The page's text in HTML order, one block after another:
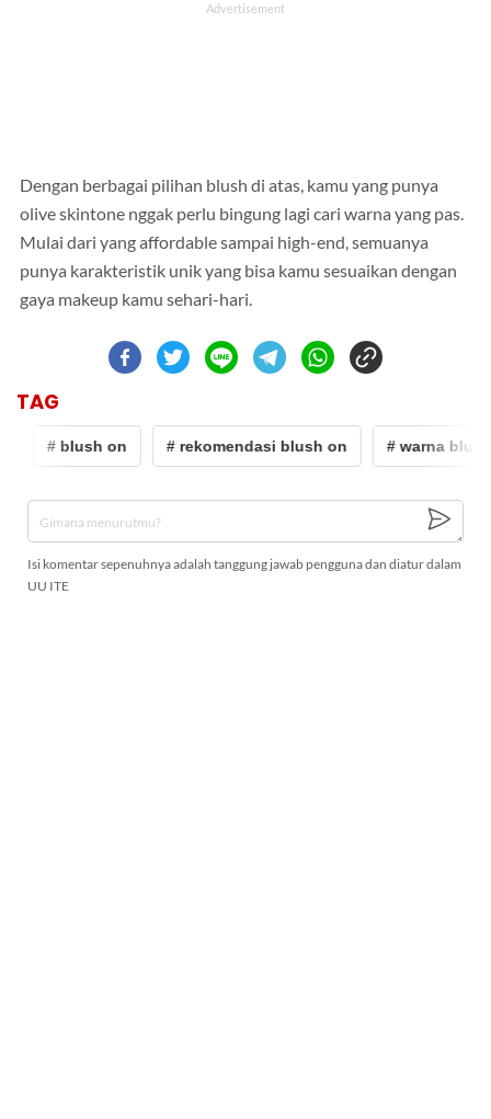
Dengan berbagai pilihan blush di atas, kamu yang punya
olive skintone nggak perlu bingung lagi cari warna yang pas.
Mulai dari yang affordable sampai high-end, semuanya
punya karakteristik unik yang bisa kamu sesuaikan dengan
gaya makeup kamu sehari-hari.
TAG
# blush on # rekomendasi blush on # warna blush
Isi komentar sepenuhnya adalah tanggung jawab pengguna dan diatur dalam
UU ITE